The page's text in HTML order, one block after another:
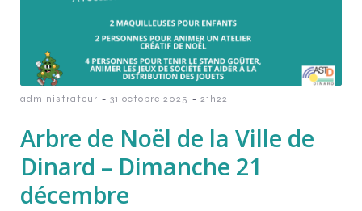
administrateur - 31 octobre 2025 - 21h22
Arbre de Noël de la Ville de
Dinard – Dimanche 21
décembre